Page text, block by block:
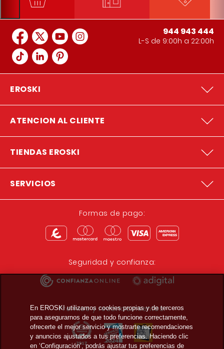
944 943 444
L-S de 9:00h a 22:00h
EROSKI
ATENCION AL CLIENTE
TIENDAS EROSKI
SERVICIOS
Formas de pago:
Seguridad y confianza:
Premios y reconocimientos:
En EROSKI utilizamos cookies propias y de terceros
para asegurarnos de que todo funcione correctamente,
ofrecerte el mejor servicio y mostrarte recomendaciones
y anuncios ajustados a tus preferencias. Haciendo clic
en ‘Configuración’, podrás ajustar tus preferencias de